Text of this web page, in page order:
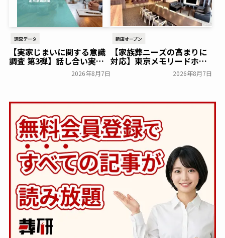
調査データ
【実家じまいに関する意識
調査 第3弾】話し合い実施
率は29.5％で前回から低
下。「大相続時代」でも家
2026年8月7日
新店オープン
【家族葬ニーズの高まりに
対応】東京メモリードホー
ルに貸切型家族葬空間『第
８ホール～Living～』オー
2026年8月7日